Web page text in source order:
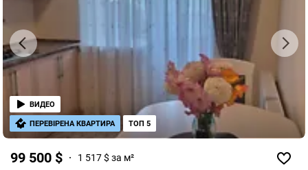
99 500 $ 1 517 $ за м²
ВИДЕО
ПЕРЕВІРЕНА КВАРТИРА ТОП 5